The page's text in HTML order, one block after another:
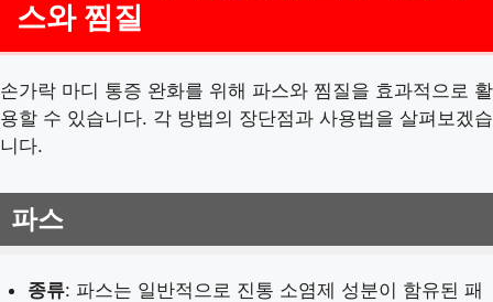
스와 찜질
손가락 마디 통증 완화를 위해 파스와 찜질을 효과적으로 활
용할 수 있습니다. 각 방법의 장단점과 사용법을 살펴보겠습
니다.
파스
종류: 파스는 일반적으로 진통 소염제 성분이 함유된 패